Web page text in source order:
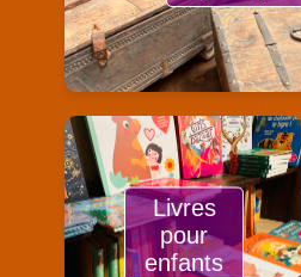
Livres
pour
enfants